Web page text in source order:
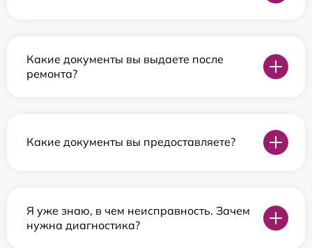
Какие документы вы выдаете после
ремонта?
Какие документы вы предоставляете?
Я уже знаю, в чем неисправность. Зачем
нужна диагностика?